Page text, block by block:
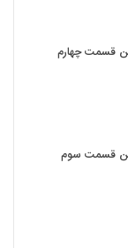
قسمت چهارم
قسمت سوم